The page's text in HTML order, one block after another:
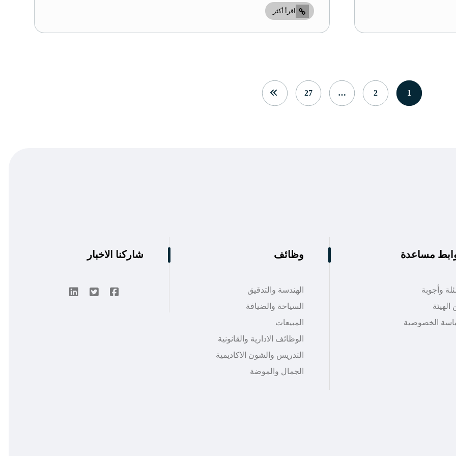
اقرأ أكثر
1
2
…
27
مساعدة
وأجوبة
الهيئة
الخصوصية
وظائف
الهندسة والتدقيق
السياحة والضيافة
المبيعات
الوظائف الادارية والقانونية
التدريس والشون الاكاديمية
الجمال والموضة
شاركنا الاخبار